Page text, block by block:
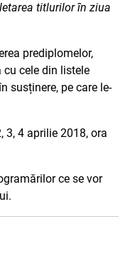
titlurilor în ziua
prediplomelor,
cele din listele
susținere, pe care le-
3, 4 aprilie 2018, ora
ce se vor